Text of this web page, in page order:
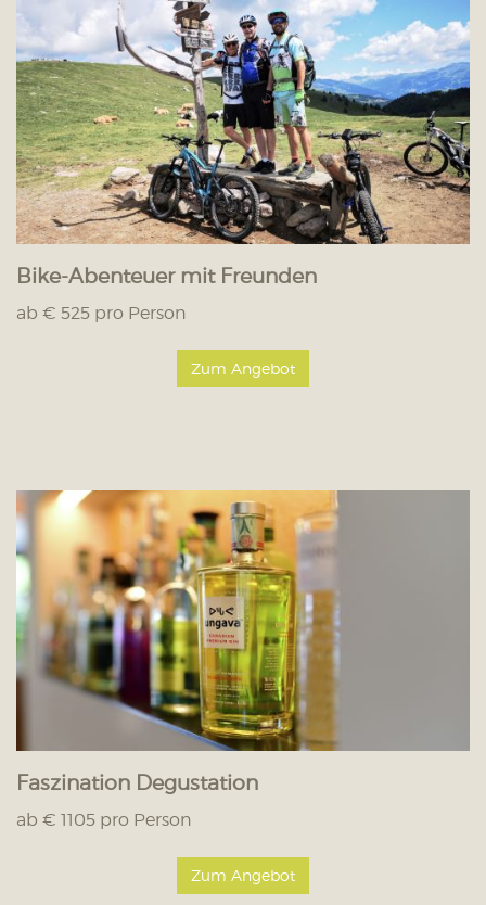
Bike-Abenteuer mit Freunden
ab € 525 pro Person
Zum Angebot
Faszination Degustation
ab € 1105 pro Person
Zum Angebot